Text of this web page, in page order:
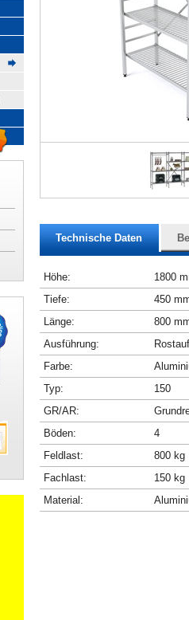
Technische Daten
Höhe:
1800
Tiefe:
450
Länge:
800
Ausführung:
Farbe:
Typ:
150
GR/AR:
Böden:
4
Feldlast:
800 kg
Fachlast:
150 kg
Material: